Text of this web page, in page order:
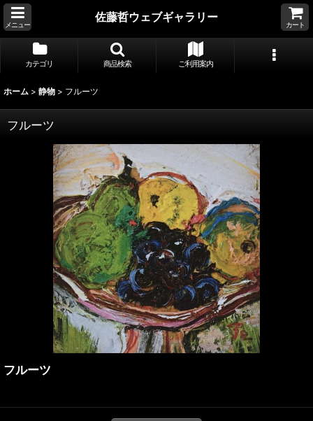
メニュー
佐藤哲ウェブギャラリー
カート
カテゴリ 商品検索 ご利用案内
ホーム > 静物 > フルーツ
フルーツ
フルーツ